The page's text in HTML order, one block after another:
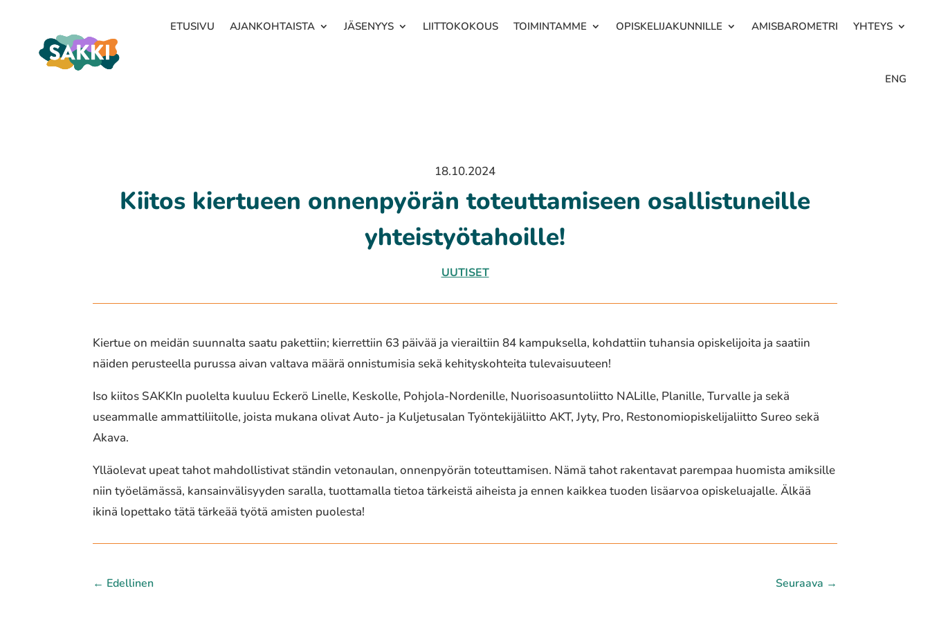
ETUSIVU AJANKOHTAISTA JÄSENYYS LIITTOKOKOUS TOIMINTAMME OPISKELIJAKUNNILLE AMISBAROMETRI YHTEYS
ENG
18.10.2024
Kiitos kiertueen onnenpyörän toteuttamiseen osallistuneille
yhteistyötahoille!
UUTISET
Kiertue on meidän suunnalta saatu pakettiin; kierrettiin 63 päivää ja vierailtiin 84 kampuksella, kohdattiin tuhansia opiskelijoita ja saatiin
näiden perusteella purussa aivan valtava määrä onnistumisia sekä kehityskohteita tulevaisuuteen!
Iso kiitos SAKKIn puolelta kuuluu Eckerö Linelle, Keskolle, Pohjola-Nordenille, Nuorisoasuntoliitto NALille, Planille, Turvalle ja sekä
useammalle ammattiliitolle, joista mukana olivat Auto- ja Kuljetusalan Työntekijäliitto AKT, Jyty, Pro, Restonomiopiskelijaliitto Sureo sekä
Akava.
Ylläolevat upeat tahot mahdollistivat ständin vetonaulan, onnenpyörän toteuttamisen. Nämä tahot rakentavat parempaa huomista amiksille
niin työelämässä, kansainvälisyyden saralla, tuottamalla tietoa tärkeistä aiheista ja ennen kaikkea tuoden lisäarvoa opiskeluajalle. Älkää
ikinä lopettako tätä tärkeää työtä amisten puolesta!
← Edellinen Seuraava →